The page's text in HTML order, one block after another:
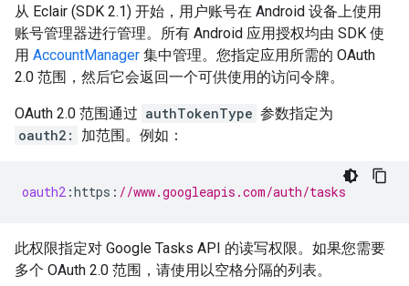
从 Eclair (SDK 2.1) 开始，用户账号在 Android 设备上使用
账号管理器进行管理。所有 Android 应用授权均由 SDK 使
用 AccountManager 集中管理。您指定应用所需的 OAuth
2.0 范围，然后它会返回一个可供使用的访问令牌。
OAuth 2.0 范围通过 authTokenType 参数指定为
oauth2:
加范围。例如：
oauth2 :https : //www.googleapis.com/auth/tasks
此权限指定对 Google Tasks API 的读写权限。如果您需要
多个 OAuth 2.0 范围，请使用以空格分隔的列表。